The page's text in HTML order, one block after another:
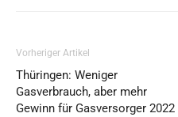
Vorheriger Artikel
Thüringen: Weniger
Gasverbrauch, aber mehr
Gewinn für Gasversorger 2022